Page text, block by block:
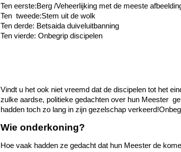
Ten eerste:Berg /Veheerlijking met de meeste
Ten tweede:Stem uit de wolk
Ten derde: Betsaida duiveluitbanning
Ten vierde: Onbegrip discipelen
Vindt u het ook niet vreemd dat de discipelen tot het
zulke aardse, politieke gedachten over hun Meester
hadden toch zo lang in zijn gezelschap
Wie onderkoning?
Hoe vaak hadden ze gedacht dat hun Meester de